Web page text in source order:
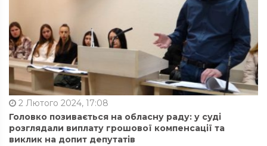
2 Лютого 2024, 17:08
Головко позивається на обласну раду: у суді
розглядали виплату грошової компенсації та
виклик на допит депутатів